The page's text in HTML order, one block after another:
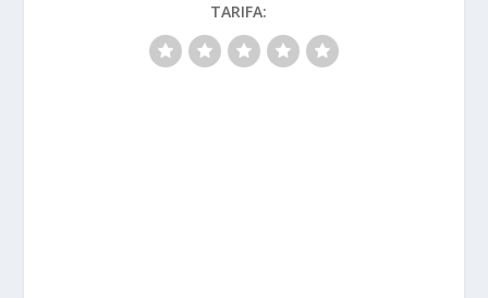
TARIFA: